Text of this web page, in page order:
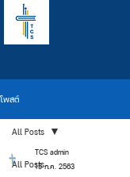
โพสต์
All Posts
All Posts
TCS admin
15 ก.ค. 2563